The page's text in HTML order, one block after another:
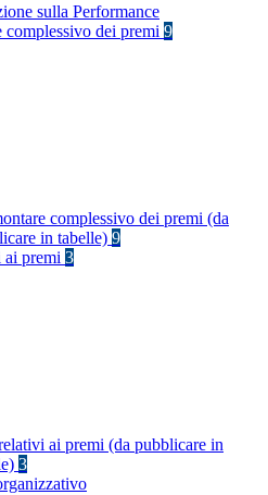
sulla Performance
complessivo dei premi 9
complessivo dei premi (da
in tabelle) 9
premi 3
ai premi (da pubblicare in
3